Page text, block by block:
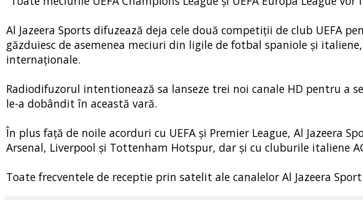
Al Jazeera Sports difuzează deja cele două competiții de club UEFA
găzduiesc de asemenea meciuri din ligile de fotbal spaniole și
internaționale.
Radiodifuzorul intentionează sa lanseze trei noi canale HD pentru a
le-a dobândit în această vară.
În plus față de noile acorduri cu UEFA și Premier League, Al Jazeera
Arsenal, Liverpool și Tottenham Hotspur, dar și cu cluburile italiene
Toate frecventele de receptie prin satelit ale canalelor Al Jazeera